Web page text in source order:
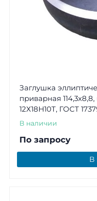
Заглушка
приварная
12Х18Н10Т, ГОСТ
В наличии
По запросу
В